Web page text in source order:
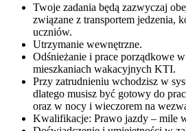
Twoje zadania będą zazwyczaj
związane z transportem jedzenia,
uczniów.
Utrzymanie wewnętrzne.
Odśnieżanie i prace porządkowe
mieszkaniach wakacyjnych KTI.
Przy zatrudnieniu wchodzisz w
dlatego musisz być gotowy do
oraz w nocy i wieczorem na
Kwalifikacje: Prawo jazdy – mile